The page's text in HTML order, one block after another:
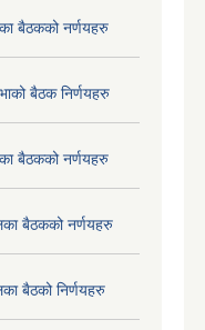
बैठकको नर्णयहरु
बैठक निर्णयहरु
बैठकको नर्णयहरु
बैठकको नर्णयहरु
बैठको निर्णयहरु